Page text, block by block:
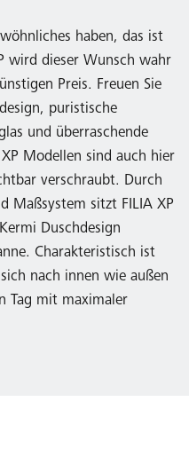
haben, das ist
wird dieser Wunsch wahr
Preis. Freuen Sie
puristische
und überraschende
Modellen sind auch hier
verschraubt. Durch
Maßsystem sitzt FILIA XP
Duschdesign
Charakteristisch ist
nach innen wie außen
Tag mit maximaler